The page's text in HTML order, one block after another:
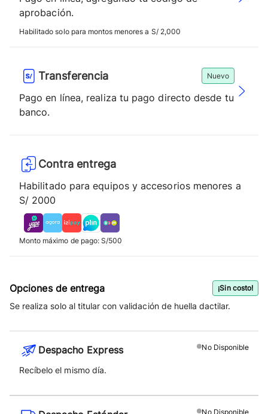
aprobación.
Habilitado solo para montos menores a S/ 2,000
Transferencia Nuevo
Pago en línea, realiza tu pago directo desde tu
banco.
Contra entrega
Habilitado para equipos y accesorios menores a
S/ 2000
Monto máximo de pago: S/500
Opciones de entrega ¡Sin costo!
Se realiza solo al titular con validación de huella dactilar.
No Disponible
Despacho Express
Recíbelo el mismo día.
No Disponible